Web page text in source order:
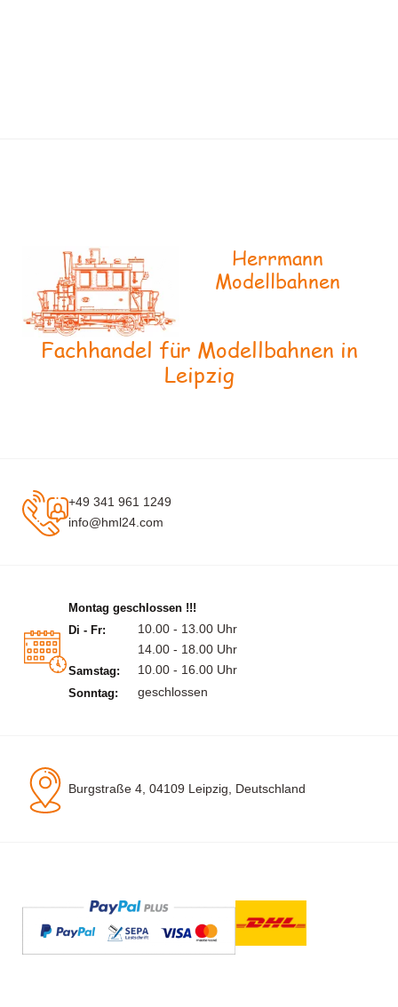
Herrmann
Modellbahnen
Fachhandel für Modellbahnen in
Leipzig
+49 341 961 1249
info@hml24.com
Montag geschlossen !!!
Di - Fr:
10.00 - 13.00 Uhr
14.00 - 18.00 Uhr
Samstag: 10.00 - 16.00 Uhr
Sonntag: geschlossen
Burgstraße 4, 04109 Leipzig, Deutschland